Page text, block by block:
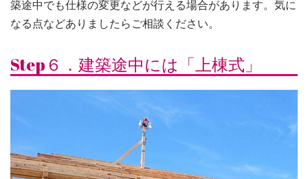
築途中でも仕様の変更などが行える場合があります。気に
なる点などありましたらご相談ください。
Step６．建築途中には「上棟式」